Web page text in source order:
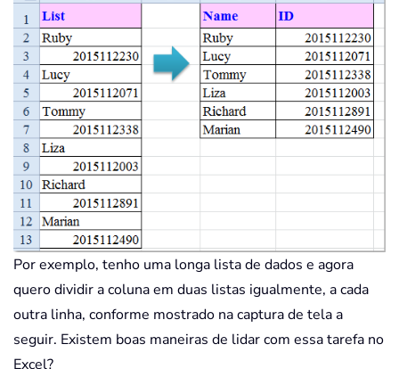
Por exemplo, tenho uma longa lista de dados e agora
quero dividir a coluna em duas listas igualmente, a cada
outra linha, conforme mostrado na captura de tela a
seguir. Existem boas maneiras de lidar com essa tarefa no
Excel?